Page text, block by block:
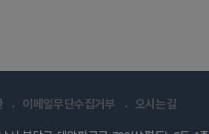
이메일무단수집거부 오시는길